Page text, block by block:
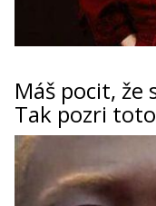
Máš pocit, že si ešte nevidel všetko?
Tak pozri toto